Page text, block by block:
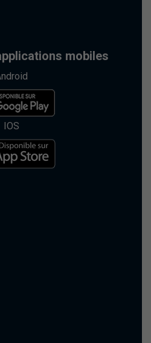
mobiles
IOS